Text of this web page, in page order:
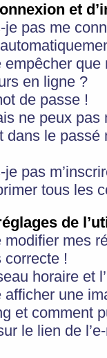
et
je pas me
en ligne ?
de passe !
ne peux pas
dans le
pas
tous les
de
modifier mes
correcte !
horaire et
une
et comment
le lien de